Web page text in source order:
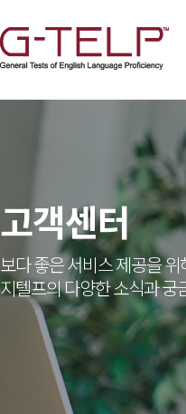
고객센터
보다 좋은 서비스 제공을
지텔프의 다양한 소식과